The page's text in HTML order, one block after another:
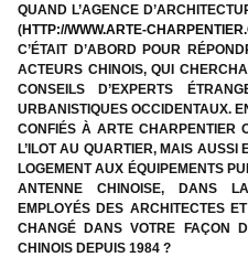
QUAND L’AGENCE
(HTTP://WWW.ARTE-
C’ÉTAIT D’ABORD POUR
ACTEURS CHINOIS, QUI
CONSEILS D’EXPERTS
URBANISTIQUES OCCIDENTAUX.
CONFIÉS À ARTE CHARPENTIER
L’ILOT AU QUARTIER, MAIS
LOGEMENT AUX ÉQUIPEMENTS
ANTENNE CHINOISE, DANS
EMPLOYÉS DES ARCHITECTES
CHANGÉ DANS VOTRE FAÇON
CHINOIS DEPUIS 1984 ?